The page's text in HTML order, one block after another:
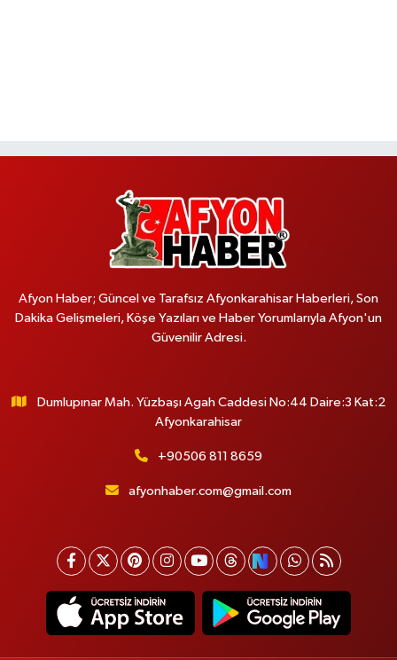
Afyon Haber; Güncel ve Tarafsız Afyonkarahisar Haberleri, Son
Dakika Gelişmeleri, Köşe Yazıları ve Haber Yorumlarıyla Afyon'un
Güvenilir Adresi.
Dumlupınar Mah. Yüzbaşı Agah Caddesi No:44 Daire:3 Kat:2
Afyonkarahisar
+90506 811 8659
afyonhaber.com@gmail.com